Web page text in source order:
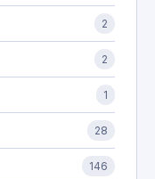
2
2
1
28
146